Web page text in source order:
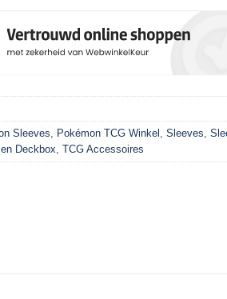
Sleeves Pokémon TCG Winkel Sleeves
Deckbox TCG Accessoires